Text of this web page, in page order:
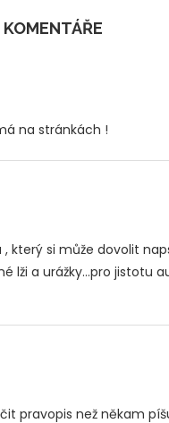
KOMENTÁŘE
na stránkách !
který si může dovolit
lži a urážky…pro jistotu
pravopis než někam